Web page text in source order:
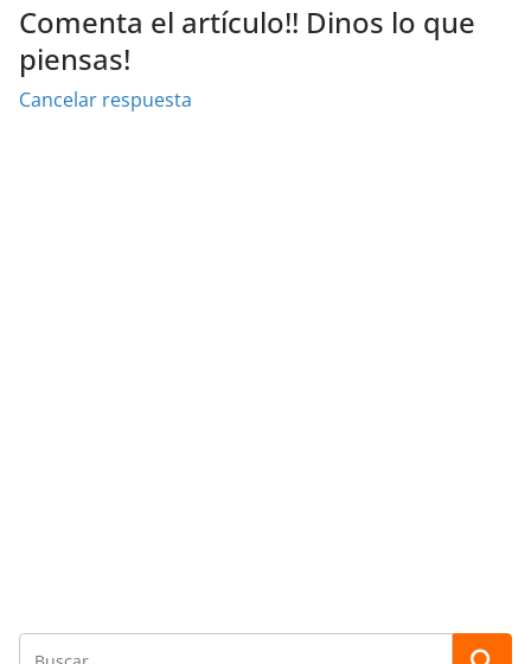
Comenta el artículo!! Dinos lo que
piensas!
Cancelar respuesta